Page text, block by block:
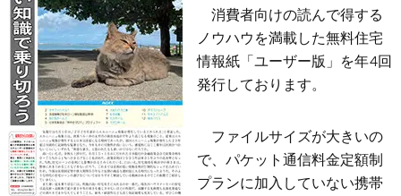
消費者向けの読んで得する
ノウハウを満載した無料住宅
情報紙「ユーザー版」を年4回
発行しております。
ファイルサイズが大きいの
で、パケット通信料金定額制
プランに加入していない携帯